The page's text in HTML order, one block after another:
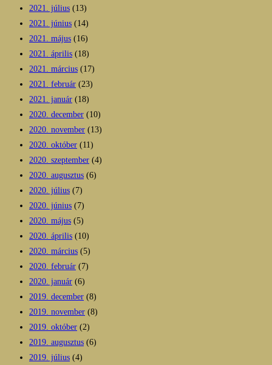
2021. július (13)
2021. június (14)
2021. május (16)
2021. április (18)
2021. március (17)
2021. február (23)
2021. január (18)
2020. december (10)
2020. november (13)
2020. október (11)
2020. szeptember (4)
2020. augusztus (6)
2020. július (7)
2020. június (7)
2020. május (5)
2020. április (10)
2020. március (5)
2020. február (7)
2020. január (6)
2019. december (8)
2019. november (8)
2019. október (2)
2019. augusztus (6)
2019. július (4)